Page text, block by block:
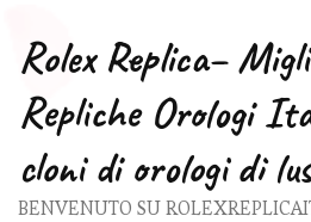
Rolex Replica–
Repliche Orologi
cloni di orologi di
BENVENUTO SU